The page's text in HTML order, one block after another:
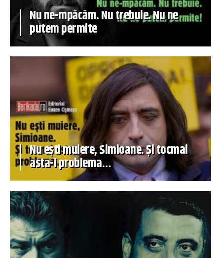
Nu ne-mpăcăm. Nu trebuie. Nu ne
putem permite
Nu ești muiere, Simioane. Și tocmai
asta-i problema…